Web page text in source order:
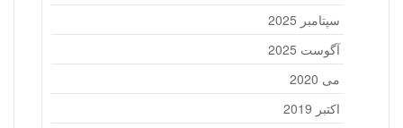
سپتامبر 2025
آگوست 2025
می 2020
اکتبر 2019